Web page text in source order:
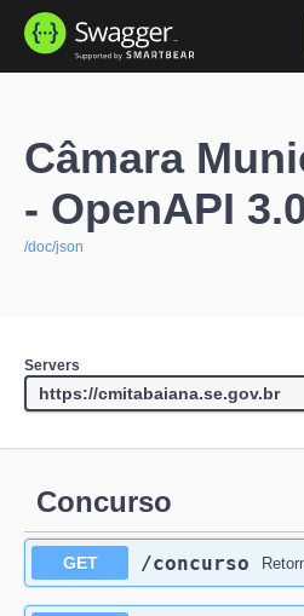
Câmara
- OpenAPI
/doc/json
Servers
Concurso
GET /concurso